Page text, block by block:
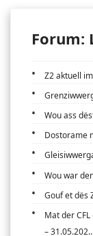
Forum:
Z2 aktuell
Wou ass
Dostorame
Wou war
Gouf et dës
Mat der
–